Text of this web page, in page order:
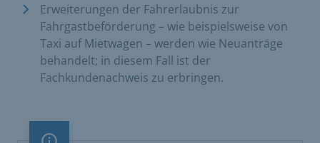
Erweiterungen der Fahrerlaubnis zur
Fahrgastbeförderung – wie beispielsweise von
Taxi auf Mietwagen – werden wie Neuanträge
behandelt; in diesem Fall ist der
Fachkundenachweis zu erbringen.